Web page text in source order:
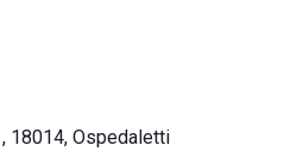
18014, Ospedaletti